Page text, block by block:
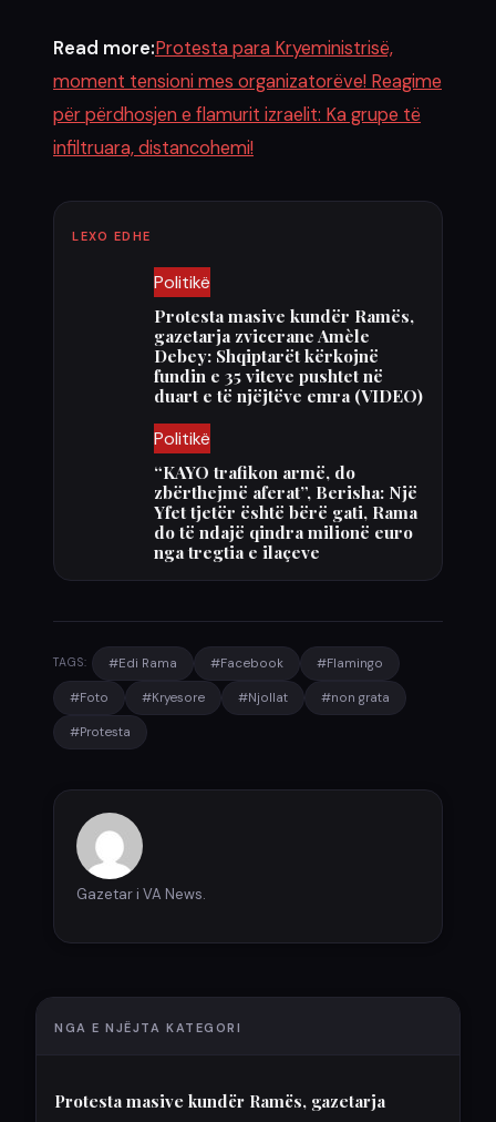
Read more:Protesta para Kryeministrisë,
moment tensioni mes organizatorëve! Reagime
për përdhosjen e flamurit izraelit: Ka grupe të
infiltruara, distancohemi!
LEXO EDHE
Politikë
Protesta masive kundër Ramës,
gazetarja zvicerane Amèle
Debey: Shqiptarët kërkojnë
fundin e 35 viteve pushtet në
duart e të njëjtëve emra (VIDEO)
Politikë
“KAYO trafikon armë, do
zbërthejmë aferat”, Berisha: Një
Yfet tjetër është bërë gati, Rama
do të ndajë qindra milionë euro
nga tregtia e ilaçeve
TAGS: #Edi Rama #Facebook #Flamingo
#Foto #Kryesore #Njollat #non grata
#Protesta
Gazetar i VA News.
NGA E NJËJTA KATEGORI
Protesta masive kundër Ramës, gazetarja